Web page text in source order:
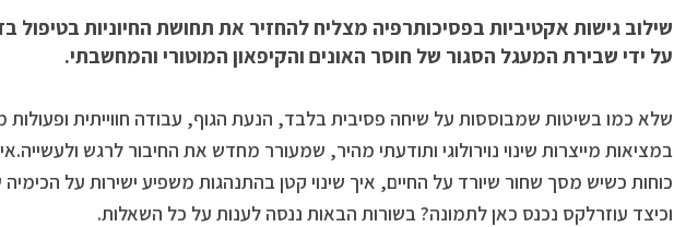
שילוב גישות אקטיביות בפסיכותרפיה מצליח להחזיר את תחושת החיוניות בטיפול
על ידי שבירת המעגל הסגור של חוסר האונים והקיפאון המוטורי והמחשבתי.
שלא כמו בשיטות שמבוססות על שיחה פסיבית בלבד, הנעת הגוף, עבודה חווייתית ופעולות
במציאות מייצרות שינוי נוירולוגי ותודעתי מהיר, שמעורר מחדש את החיבור לרגש
כוחות כשיש מסך שחור שיורד על החיים, איך שינוי קטן בהתנהגות משפיע ישירות על
וכיצד עוזרלקס נכנס כאן לתמונה? בשורות הבאות ננסה לענות על כל השאלות.